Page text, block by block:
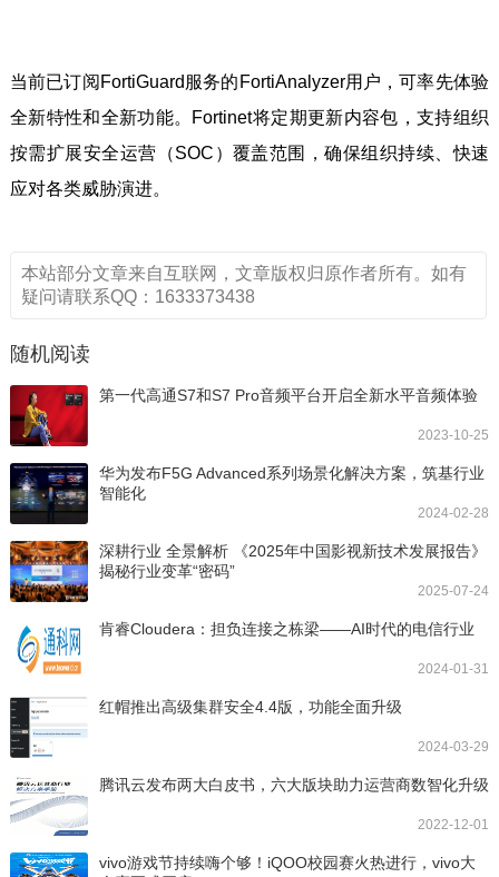
当前已订阅FortiGuard服务的FortiAnalyzer用户，可率先体验
全新特性和全新功能。Fortinet将定期更新内容包，支持组织
按需扩展安全运营（SOC）覆盖范围，确保组织持续、快速
应对各类威胁演进。
本站部分文章来自互联网，文章版权归原作者所有。如有
疑问请联系QQ：1633373438
随机阅读
第一代高通S7和S7 Pro音频平台开启全新水平音频体验
2023-10-25
华为发布F5G Advanced系列场景化解决方案，筑基行业
智能化
2024-02-28
深耕行业 全景解析 《2025年中国影视新技术发展报告》
揭秘行业变革“密码”
2025-07-24
肯睿Cloudera：担负连接之栋梁——AI时代的电信行业
2024-01-31
红帽推出高级集群安全4.4版，功能全面升级
2024-03-29
腾讯云发布两大白皮书，六大版块助力运营商数智化升级
2022-12-01
vivo游戏节持续嗨个够！iQOO校园赛火热进行，vivo大